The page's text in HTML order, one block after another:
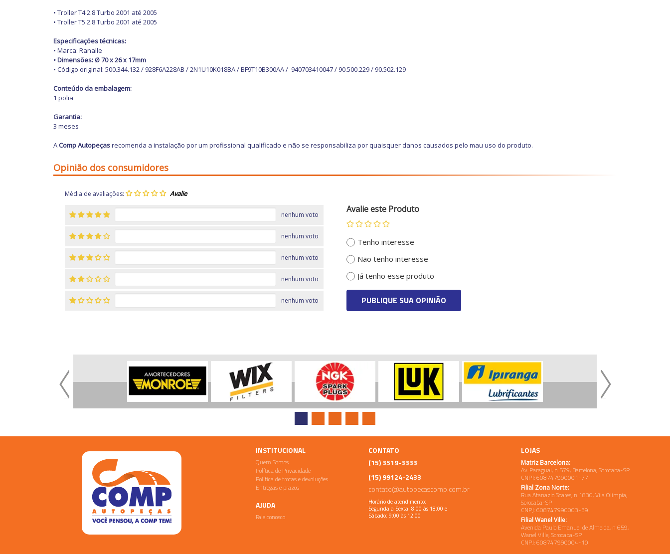
• Troller T4 2.8 Turbo 2001 até 2005
• Troller T5 2.8 Turbo 2001 até 2005
Especificações técnicas:
• Marca: Ranalle
• Dimensões: Ø 70 x 26 x 17mm
• Código original: 500.344.132 / 928F6A228AB / 2N1U10K018BA / BF9T10B300AA / 940703410047 / 90.500.229 / 90.502.129
Conteúdo da embalagem:
1 polia
Garantia:
3 meses
AComp Autopeçasrecomenda a instalação por um profissional qualificado e não se responsabiliza por quaisquer danos causados pelo mau uso do produto.
Opinião dos consumidores
Média de avaliações:
nenhum voto
nenhum voto
nenhum voto
nenhum voto
nenhum voto
Avalie este Produto
Tenho interesse
Não tenho interesse
Já tenho esse produto
PUBLIQUE SUA OPINIÃO
INSTITUCIONAL
Quem Somos
Política de Privacidade
Política de trocas e devoluções
Entregas e prazos
AJUDA
Fale conosco
CONTATO
(15) 3519-3333
(15) 99124-2433
contato@autopecascomp.com.br
Horário de atendimento:
Segunda a Sexta: 8:00 às 18:00 e
Sábado: 9:00 às 12:00
LOJAS
Matriz Barcelona:
Av. Paraguai, n 579, Barcelona, Sorocaba-SP
CNPJ: 608747990001-77
Filial Zona Norte:
Rua Atanazio Soares, n 1830, Vila Olimpia,
Sorocaba-SP
CNPJ: 608747990003-39
Filial Wanel Ville:
Avenida Paulo Emanuel de Almeida, n 659,
Wanel Ville, Sorocaba-SP
CNPJ: 608747990004-10